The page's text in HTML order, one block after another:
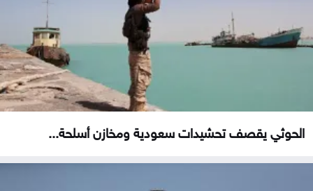
الحوثي يقصف تحشيدات سعودية ومخازن أسلحة...